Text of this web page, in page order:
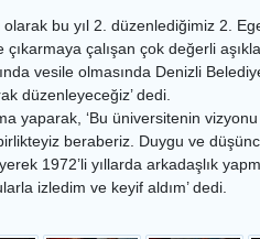
bu yıl 2. düzenlediğimiz 2.
çalışan çok değerli
vesile olmasında Denizli
düzenleyeceğiz’ dedi.
yaparak, ‘Bu üniversitenin
beraberiz. Duygu ve
1972’li yıllarda arkadaşlık
izledim ve keyif aldım’ dedi.